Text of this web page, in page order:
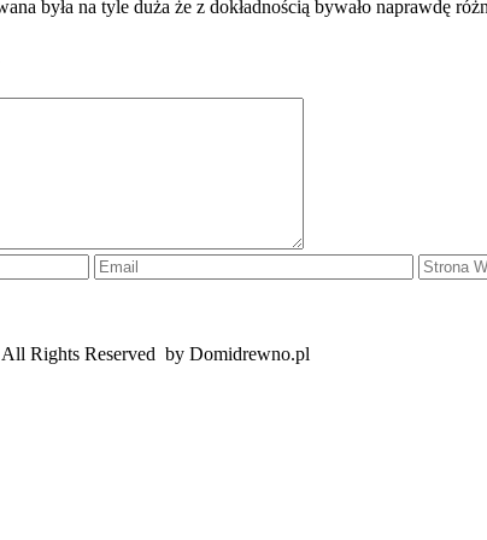
była na tyle duża że z dokładnością bywało naprawdę
Rights Reserved by Domidrewno.pl